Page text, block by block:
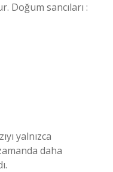
Doğum sancıları :
yalnızca
daha